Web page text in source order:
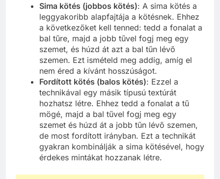
Sima kötés (jobbos kötés): A sima kötés a
leggyakoribb alapfajtája a kötésnek. Ehhez
a következőket kell tenned: tedd a fonalat a
bal tűre, majd a jobb tűvel fogj meg egy
szemet, és húzd át azt a bal tűn lévő
szemen. Ezt ismételd meg addig, amíg el
nem éred a kívánt hosszúságot.
Fordított kötés (balos kötés): Ezzel a
technikával egy másik típusú textúrát
hozhatsz létre. Ehhez tedd a fonalat a tű
mögé, majd a bal tűvel fogj meg egy
szemet és húzd át a jobb tűn lévő szemen,
de most fordított irányban. Ezt a technikát
gyakran kombinálják a sima kötésével, hogy
érdekes mintákat hozzanak létre.